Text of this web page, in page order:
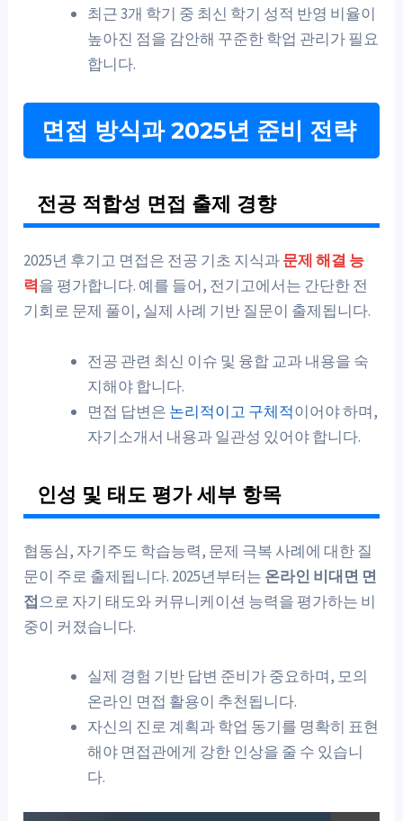
최근 3개 학기 중 최신 학기 성적 반영 비율이
높아진 점을 감안해 꾸준한 학업 관리가 필요
합니다.
면접 방식과 2025년 준비 전략
전공 적합성 면접 출제 경향
2025년 후기고 면접은 전공 기초 지식과문제 해결 능
력을 평가합니다. 예를 들어, 전기고에서는 간단한 전
기회로 문제 풀이, 실제 사례 기반 질문이 출제됩니다.
전공 관련 최신 이슈 및 융합 교과 내용을 숙
지해야 합니다.
면접 답변은 논리적이고 구체적이어야 하며,
자기소개서 내용과 일관성 있어야 합니다.
인성 및 태도 평가 세부 항목
협동심, 자기주도 학습능력, 문제 극복 사례에 대한 질
문이 주로 출제됩니다. 2025년부터는 온라인 비대면 면
접으로 자기 태도와 커뮤니케이션 능력을 평가하는 비
중이 커졌습니다.
실제 경험 기반 답변 준비가 중요하며, 모의
온라인 면접 활용이 추천됩니다.
자신의 진로 계획과 학업 동기를 명확히 표현
해야 면접관에게 강한 인상을 줄 수 있습니
다.